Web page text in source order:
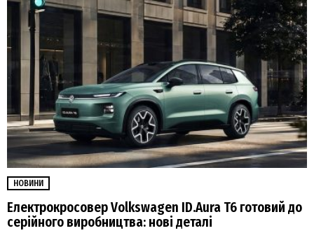
НОВИНИ
Електрокросовер Volkswagen ID.Aura T6 готовий до
серійного виробництва: нові деталі